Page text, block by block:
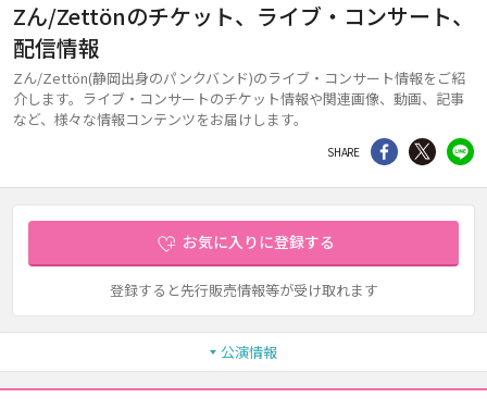
Zん/Zettönのチケット、ライブ・コンサート、
配信情報
Zん/Zettön(静岡出身のパンクバンド)のライブ・コンサート情報をご紹
介します。ライブ・コンサートのチケット情報や関連画像、動画、記事
など、様々な情報コンテンツをお届けします。
SHARE シェア Twitter
お気に入りに登録する
登録すると先行販売情報等が受け取れます
公演情報